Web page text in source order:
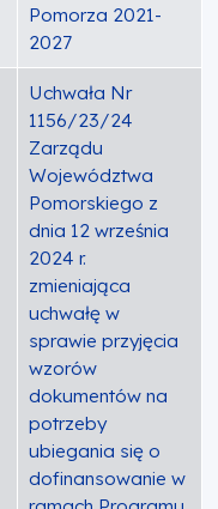
Pomorza 2021-
2027
Uchwała Nr
1156/23/24
Zarządu
Województwa
Pomorskiego z
dnia 12 września
2024 r.
zmieniająca
uchwałę w
sprawie przyjęcia
wzorów
dokumentów na
potrzeby
ubiegania się o
dofinansowanie w